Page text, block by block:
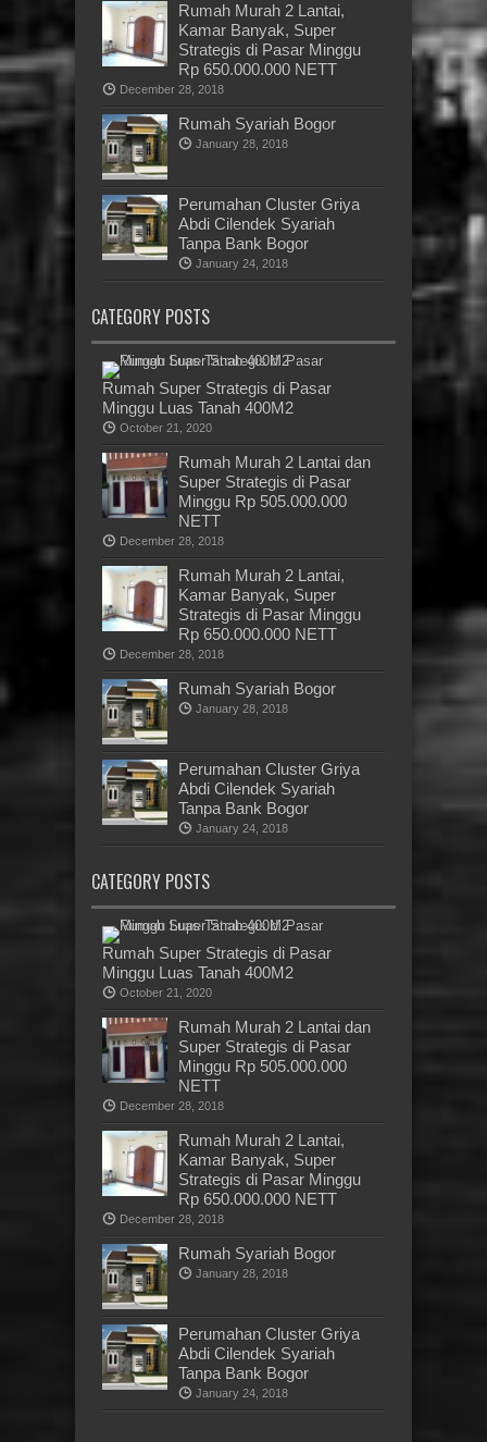
Rumah Murah 2 Lantai,
Kamar Banyak, Super
Strategis di Pasar Minggu
Rp 650.000.000 NETT
December 28, 2018
Rumah Syariah Bogor
January 28, 2018
Perumahan Cluster Griya
Abdi Cilendek Syariah
Tanpa Bank Bogor
January 24, 2018
CATEGORY POSTS
Rumah Super Strategis di Pasar
Minggu Luas Tanah 400M2
October 21, 2020
Rumah Murah 2 Lantai dan
Super Strategis di Pasar
Minggu Rp 505.000.000
NETT
December 28, 2018
Rumah Murah 2 Lantai,
Kamar Banyak, Super
Strategis di Pasar Minggu
Rp 650.000.000 NETT
December 28, 2018
Rumah Syariah Bogor
January 28, 2018
Perumahan Cluster Griya
Abdi Cilendek Syariah
Tanpa Bank Bogor
January 24, 2018
CATEGORY POSTS
Rumah Super Strategis di Pasar
Minggu Luas Tanah 400M2
October 21, 2020
Rumah Murah 2 Lantai dan
Super Strategis di Pasar
Minggu Rp 505.000.000
NETT
December 28, 2018
Rumah Murah 2 Lantai,
Kamar Banyak, Super
Strategis di Pasar Minggu
Rp 650.000.000 NETT
December 28, 2018
Rumah Syariah Bogor
January 28, 2018
Perumahan Cluster Griya
Abdi Cilendek Syariah
Tanpa Bank Bogor
January 24, 2018